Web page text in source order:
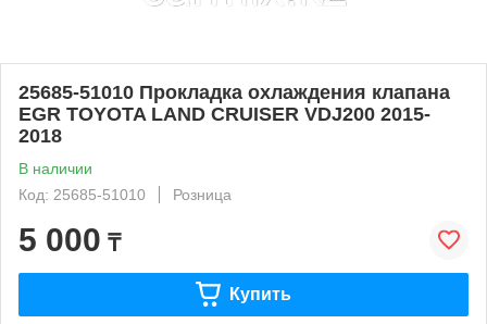
25685-51010 Прокладка охлаждения клапана
EGR TOYOTA LAND CRUISER VDJ200 2015-
2018
В наличии
Код: 25685-51010
Розница
5 000 ₸
Купить